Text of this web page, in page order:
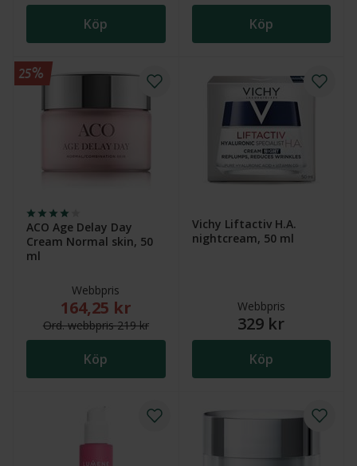
Köp Köp
ACO Age Delay Day
Cream Normal skin, 50
ml
Webbpris
Nytt reducerat pris: 164,25 kr. Ordinarie webbpris
164,25 kr
Ord.webbpris219 kr
Köp
25%
Vichy Liftactiv H.A.
nightcream, 50 ml
Webbpris
329 kr
Köp